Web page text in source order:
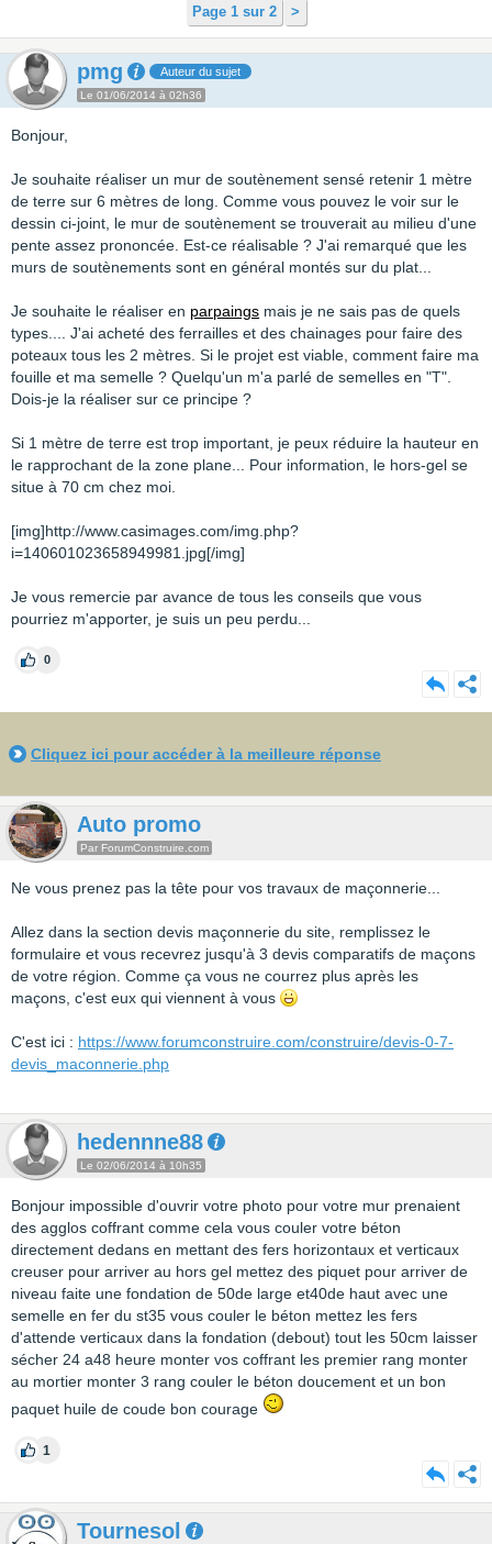
Page 1 sur 2 >
pmg Auteur du sujet
Le 01/06/2014 à 02h36
Bonjour,
Je souhaite réaliser un mur de soutènement sensé retenir 1 mètre
de terre sur 6 mètres de long. Comme vous pouvez le voir sur le
dessin ci-joint, le mur de soutènement se trouverait au milieu d'une
pente assez prononcée. Est-ce réalisable ? J'ai remarqué que les
murs de soutènements sont en général montés sur du plat...
Je souhaite le réaliser en parpaings mais je ne sais pas de quels
types.... J'ai acheté des ferrailles et des chainages pour faire des
poteaux tous les 2 mètres. Si le projet est viable, comment faire ma
fouille et ma semelle ? Quelqu'un m'a parlé de semelles en "T".
Dois-je la réaliser sur ce principe ?
Si 1 mètre de terre est trop important, je peux réduire la hauteur en
le rapprochant de la zone plane... Pour information, le hors-gel se
situe à 70 cm chez moi.
[img]http://www.casimages.com/img.php?
i=140601023658949981.jpg[/img]
Je vous remercie par avance de tous les conseils que vous
pourriez m'apporter, je suis un peu perdu...
0
Cliquez ici pour accéder à la meilleure réponse
Auto promo
Par ForumConstruire.com
Ne vous prenez pas la tête pour vos travaux de maçonnerie...
Allez dans la section devis maçonnerie du site, remplissez le
formulaire et vous recevrez jusqu'à 3 devis comparatifs de maçons
de votre région. Comme ça vous ne courrez plus après les
maçons, c'est eux qui viennent à vous
C'est ici : https://www.forumconstruire.com/construire/devis-0-7-
devis_maconnerie.php
hedennne88
Le 02/06/2014 à 10h35
Bonjour impossible d'ouvrir votre photo pour votre mur prenaient
des agglos coffrant comme cela vous couler votre béton
directement dedans en mettant des fers horizontaux et verticaux
creuser pour arriver au hors gel mettez des piquet pour arriver de
niveau faite une fondation de 50de large et40de haut avec une
semelle en fer du st35 vous couler le béton mettez les fers
d'attende verticaux dans la fondation (debout) tout les 50cm laisser
sécher 24 a48 heure monter vos coffrant les premier rang monter
au mortier monter 3 rang couler le béton doucement et un bon
paquet huile de coude bon courage
1
Tournesol